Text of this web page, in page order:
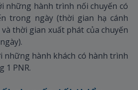
những hành trình nối chuyến có
trong ngày (thời gian hạ cánh
thời gian xuất phát của chuyến
những hành khách có hành trình
1 PNR.